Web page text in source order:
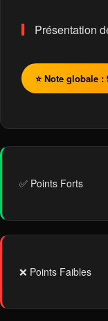
Présentation
⭐ Note globale :
✅ Points Forts
❌ Points Faibles